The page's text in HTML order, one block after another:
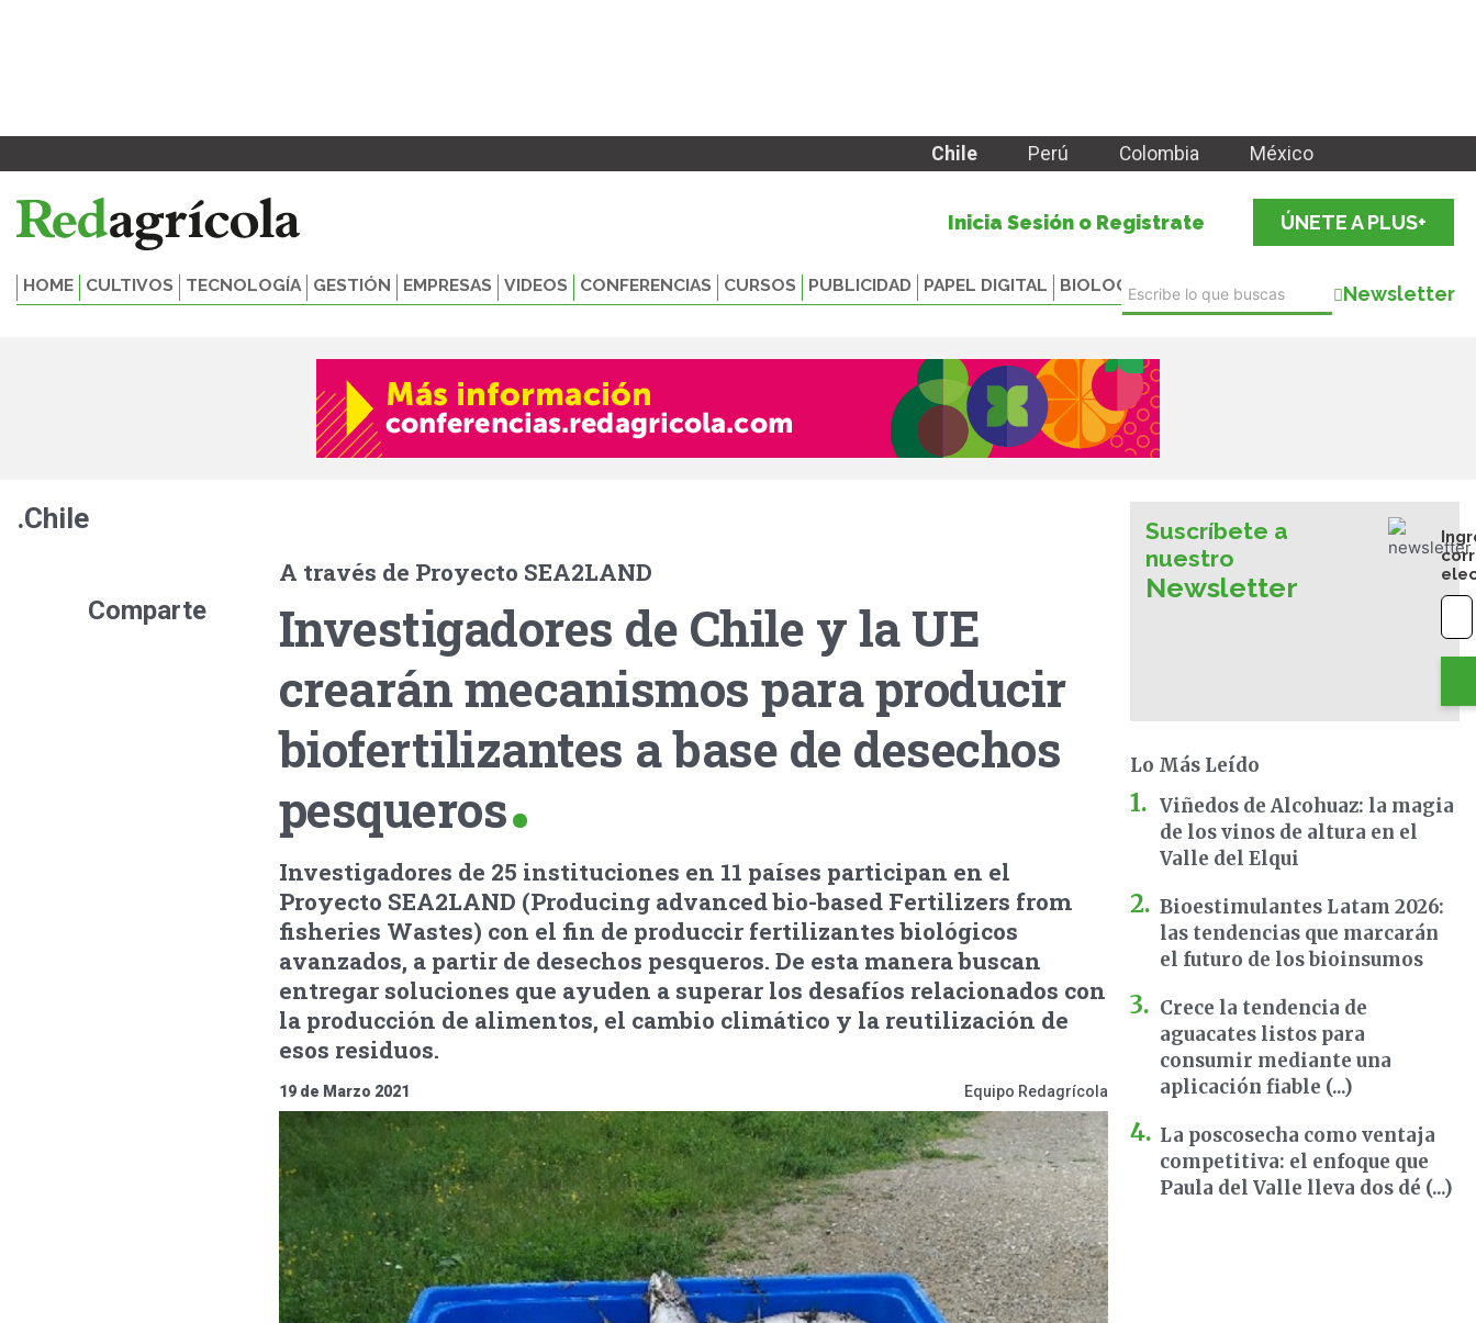
Chile Perú Colombia México
Inicia Sesión o Registrate ÚNETE A PLUS+
HOME CULTIVOS TECNOLOGÍA GESTIÓN EMPRESAS VIDEOS CONFERENCIAS CURSOS PUBLICIDAD PAPEL DIGITAL BIOLOGICALS Newsletter
.Chile
Comparte
A través de Proyecto SEA2LAND
Investigadores de Chile y la UE
crearán mecanismos para producir
biofertilizantes a base de desechos
pesqueros
Investigadores de 25 instituciones en 11 países participan en el
Proyecto SEA2LAND (Producing advanced bio-based Fertilizers from
fisheries Wastes) con el fin de produccir fertilizantes biológicos
avanzados, a partir de desechos pesqueros. De esta manera buscan
entregar soluciones que ayuden a superar los desafíos relacionados con
la producción de alimentos, el cambio climático y la reutilización de
esos residuos.
19 de Marzo 2021 Equipo Redagrícola
Suscríbete a
nuestro
Newsletter
Lo Más Leído
Viñedos de Alcohuaz: la magia
de los vinos de altura en el
Valle del Elqui
Bioestimulantes Latam 2026:
las tendencias que marcarán
el futuro de los bioinsumos
Crece la tendencia de
aguacates listos para
consumir mediante una
aplicación fiable (...)
La poscosecha como ventaja
competitiva: el enfoque que
Paula del Valle lleva dos dé (...)